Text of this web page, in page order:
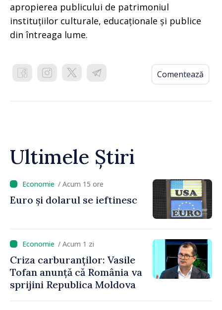
apropierea publicului de patrimoniul
instituțiilor culturale, educaționale și publice
din întreaga lume.
Comentează
Ultimele Știri
/ Acum 15 ore
Euro și dolarul se ieftinesc
/ Acum 1 zi
Criza carburanților: Vasile
Tofan anunță că România va
sprijini Republica Moldova